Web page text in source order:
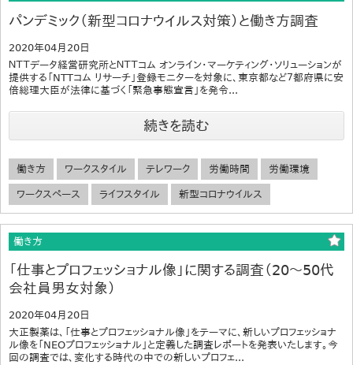
パンデミック（新型コロナウイルス対策）と働き方調査
2020年04月20日
ＮＴＴデータ経営研究所とＮＴＴコム オンライン・マーケティング・ソリューションが
提供する「NTTコム リサーチ」登録モニターを対象に、東京都など７都府県に安
倍総理大臣が法律に基づく「緊急事態宣言」を発令...
続きを読む
働き方 ワークスタイル テレワーク 労働時間 労働環境
ワークスペース ライフスタイル 新型コロナウイルス
働き方
「仕事とプロフェッショナル像」に関する調査（20～50代
会社員男女対象）
2020年04月20日
大正製薬は、「仕事とプロフェッショナル像」をテーマに、新しいプロフェッショナ
ル像を「NEOプロフェッショナル」と定義した調査レポートを発表いたします。今
回の調査では、変化する時代の中での新しいプロフェ...